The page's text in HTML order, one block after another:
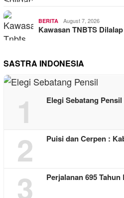
BERITA August 7, 2026
Kawasan TNBTS
SASTRA INDONESIA
1 Elegi Sebatang Pensil
2 Puisi dan Cerpen :
3 Perjalanan 695